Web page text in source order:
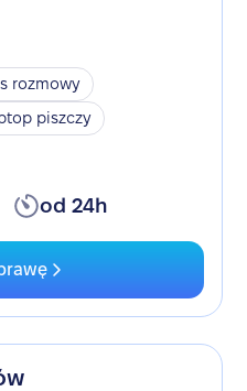
rozmowy
piszczy
od 24h